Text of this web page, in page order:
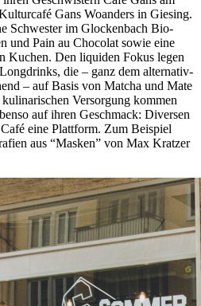
Gans Woanders in Giesing.
Schwester im Glockenbach Bio-
und Pain au Chocolat sowie eine
Kuchen. Den liquiden Fokus legen
die – ganz dem alternativ-
– auf Basis von Matcha und Mate
Versorgung kommen
auf ihren Geschmack: Diversen
eine Plattform. Zum Beispiel
aus “Masken” von Max Kratzer